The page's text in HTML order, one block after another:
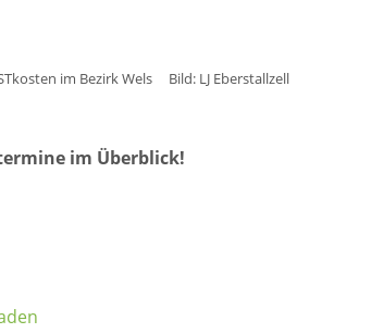
im Bezirk Wels Bild: LJ Eberstallzell
im Überblick!